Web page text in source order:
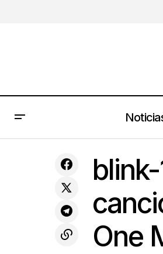
Tijuana luego de amenazas de muerte
One